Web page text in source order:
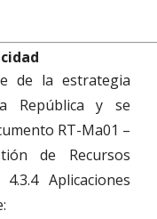
de la estrategia
República y se
RT-Ma01 –
de Recursos
Aplicaciones